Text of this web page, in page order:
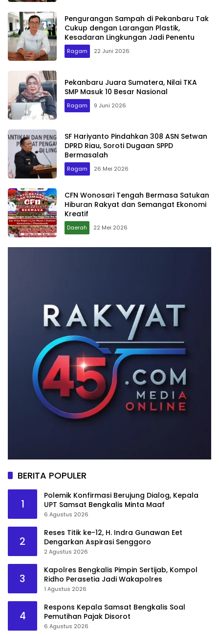
Pengurangan Sampah di Pekanbaru Tak
Cukup dengan Larangan Plastik,
Kesadaran Lingkungan Jadi Penentu
Ragam 22 Juni 2026
Pekanbaru Juara Sumatera, Nilai TKA
SMP Masuk 10 Besar Nasional
Ragam 9 Juni 2026
SF Hariyanto Pindahkan 308 ASN Setwan
DPRD Riau, Soroti Dugaan SPPD
Bermasalah
Ragam 26 Mei 2026
CFN Wonosari Tengah Bermasa Satukan
Hiburan Rakyat dan Semangat Ekonomi
Kreatif
Daerah 22 Mei 2026
BERITA POPULER
1
Polemik Konfirmasi Berujung Dialog, Kepala
UPT Samsat Bengkalis Minta Maaf
6 Agustus 2026
2
Reses Titik ke-12, H. Indra Gunawan Eet
Dengarkan Aspirasi Senggoro
2 Agustus 2026
3
Kapolres Bengkalis Pimpin Sertijab, Kompol
Ridho Perasetia Jadi Wakapolres
1 Agustus 2026
4
Respons Kepala Samsat Bengkalis Soal
Pemutihan Pajak Disorot
6 Agustus 2026